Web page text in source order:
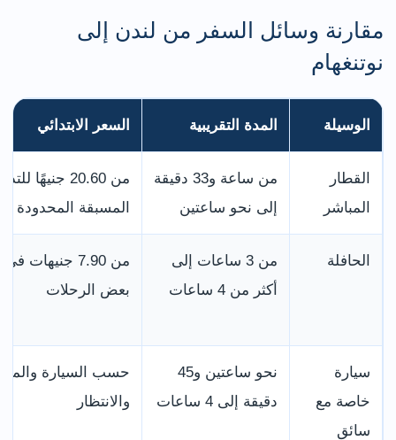
مقارنة وسائل السفر من لندن إلى
نوتنغهام
الوسيلة المدة التقريبية السعر الابتدائي
القطار
المباشر
من ساعة و33 دقيقة
إلى نحو ساعتين
من 20.60 جنيهًا
المسبقة المحدودة
الحافلة
من 3 ساعات إلى
أكثر من 4 ساعات
من 7.90 جنيهات في
بعض الرحلات
سيارة
خاصة مع
سائق
نحو ساعتين و45
دقيقة إلى 4 ساعات
حسب السيارة
والانتظار